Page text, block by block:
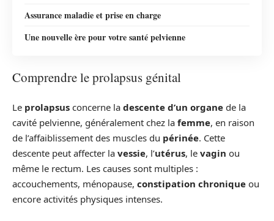
Assurance maladie et prise en charge
Une nouvelle ère pour votre santé pelvienne
Comprendre le prolapsus génital
Le prolapsus concerne la descente d’un organe de la
cavité pelvienne, généralement chez la femme, en raison
de l’affaiblissement des muscles du périnée. Cette
descente peut affecter la vessie, l’utérus, le vagin ou
même le rectum. Les causes sont multiples :
accouchements, ménopause, constipation chronique ou
encore activités physiques intenses.